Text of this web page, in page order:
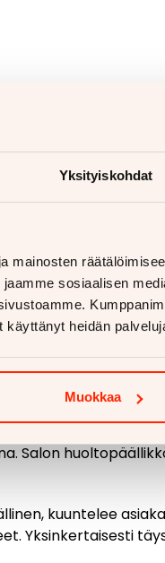
Yksityiskohdat
mainosten
sosiaalisen
käyttänyt heidän
Muokkaa
onnistunut, Kai
Hän lisää, että
vielä melko
Salon
kuuntelee
Yksinkertaisesti